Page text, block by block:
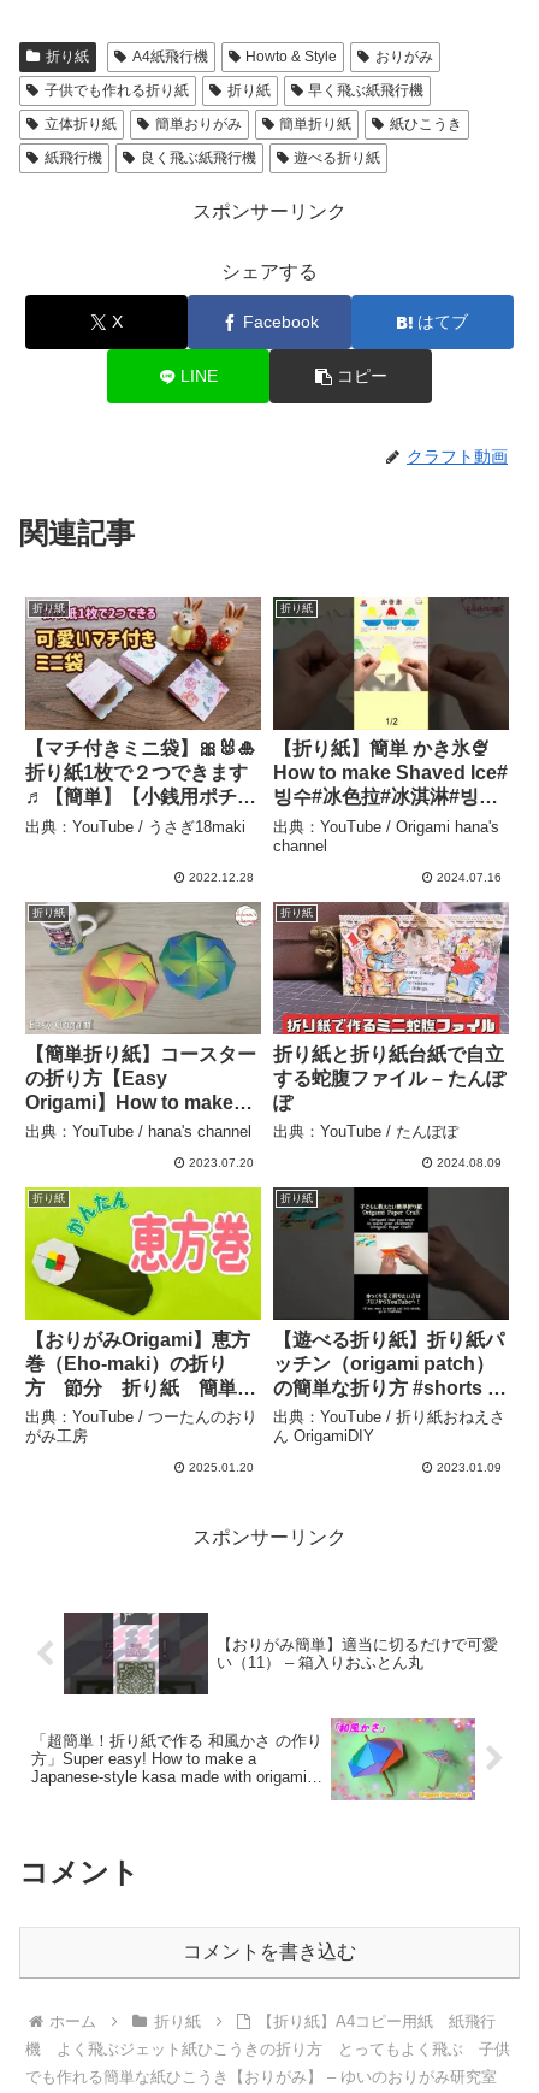
折り紙 A4紙飛行機 Howto & Style
おりがみ
子供でも作れる折り紙
折り紙
早く飛ぶ紙飛行機
立体折り紙
簡単おりがみ 簡単折り紙
紙ひこうき
紙飛行機
良く飛ぶ紙飛行機 遊べる折り紙
スポンサーリンク
シェアする
X Facebook はてブ
LINE コピー
クラフト動画
関連記事
折り紙
【マチ付きミニ袋】🎀🐰🎍
折り紙1枚で２つできます
♬【簡単】【小銭用ポチ
袋】 – うさぎ18maki
出典：YouTube / うさぎ18maki
2022.12.28
折り紙
【折り紙】簡単 かき氷🍨
How to make Shaved Ice#
빙수#冰色拉#冰淇淋#빙수
#刨冰#shaved ice#レモン
#イチゴ#メロン#折り方#
おりがみ#origami#紙
channel
出典：YouTube / Origami hana's
channel
2024.07.16
折り紙
【簡単折り紙】コースター
の折り方【Easy
Origami】How to make
coaster 종이접기 코스
ラスマット ワンピース チ
ョッパーのコップ敷き
DIY – hana’s channel
出典：YouTube / hana's channel
2023.07.20
折り紙
折り紙と折り紙台紙で自立
する蛇腹ファイル – たんぽ
ぽ
出典：YouTube / たんぽぽ
2024.08.09
折り紙
【おりがみOrigami】恵方
巻（Eho-maki）の折り
方 節分 折り紙 簡単
かわいい – つーたんのおり
がみ工房
出典：YouTube / つーたんのおり
がみ工房
2025.01.20
折り紙
【遊べる折り紙】折り紙パ
ッチン（origami patch）
の簡単な折り方 #shorts –
折り紙おねえさん
OrigamiDIY
出典：YouTube / 折り紙おねえさ
ん OrigamiDIY
2023.01.09
スポンサーリンク
【おりがみ簡単】適当に切るだけで可愛
い（11） – 箱入りおふとん丸
「超簡単！折り紙で作る 和風かさ の作り
方」Super easy! How to make a
Japanese-style kasa made with origami –
コメント
コメントを書き込む
ホーム 折り紙
【折り紙】A4コピー用紙 紙飛行
機 よく飛ぶジェット紙ひこうきの折り方 とってもよく飛ぶ 子供
でも作れる簡単な紙ひこうき【おりがみ】 – ゆいのおりがみ研究室